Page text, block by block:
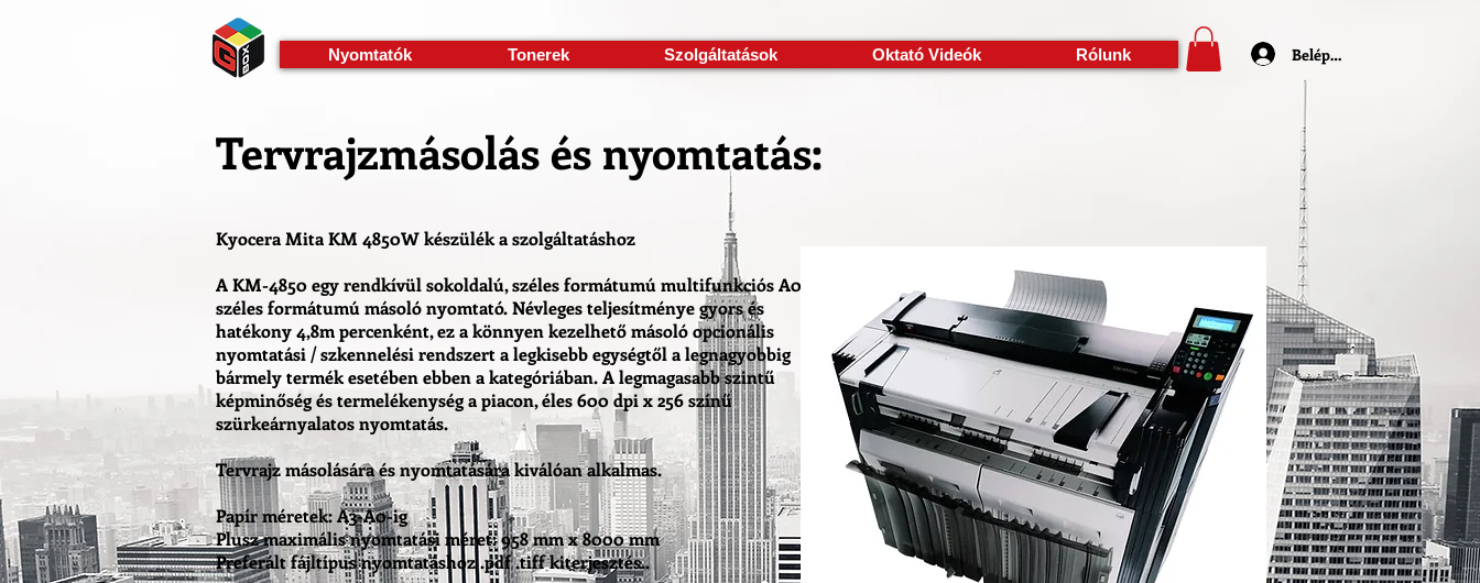
Nyomtatók Tonerek Szolgáltatások Oktató Videók Rólunk Belépés
Tervrajzmásolás és nyomtatás:
Kyocera Mita KM 4850W készülék a szolgáltatáshoz
A KM-4850 egy rendkívül sokoldalú, széles formátumú multifunkciós A0
széles formátumú másoló nyomtató. Névleges teljesítménye gyors és
hatékony 4,8m percenként, ez a könnyen kezelhető másoló opcionális
nyomtatási / szkennelési rendszert a legkisebb egységtől a legnagyobbig
bármely termék esetében ebben a kategóriában. A legmagasabb szintű
képminőség és termelékenység a piacon, éles 600 dpi x 256 színű
szürkeárnyalatos nyomtatás.
Tervrajz másolására és nyomtatására kiválóan alkalmas.
Papír méretek: A3-A0-ig
Plusz maximális nyomtatási méret: 958 mm x 8000 mm
Preferált fájltípus nyomtatáshoz .pdf .tiff kiterjesztés..